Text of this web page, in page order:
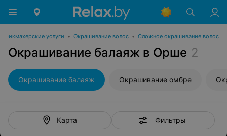
услуги • Окрашивание волос • Сложное окрашивание волос
Окрашивание балаяж в Орше 2
Окрашивание балаяж Окрашивание омбре
Карта Фильтры